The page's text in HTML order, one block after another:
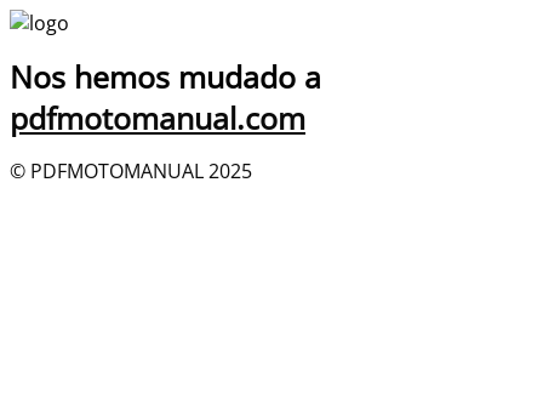
Nos hemos mudado a
pdfmotomanual.com
© PDFMOTOMANUAL 2025